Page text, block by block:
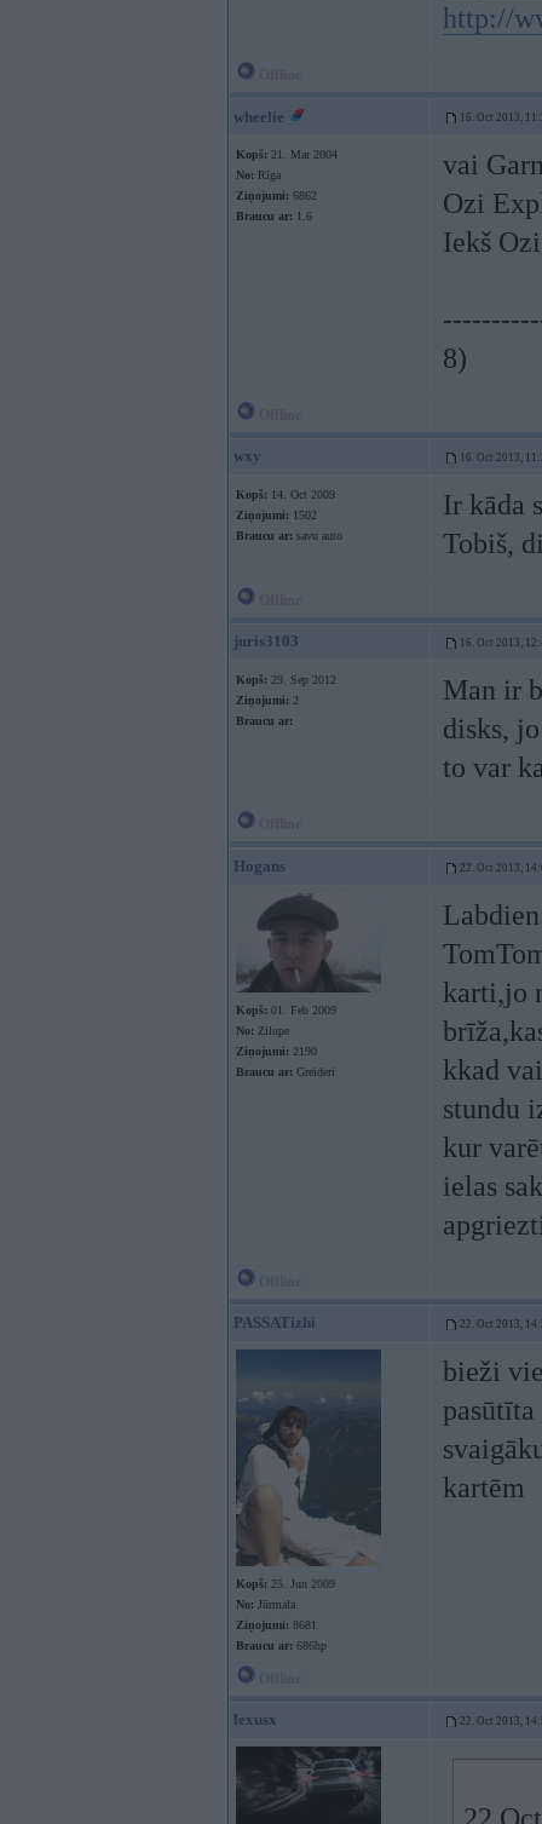
http://
wheelie 16. Oct 2013,
Kopš: 21. Mar 2004
No: Rīga
Ziņojumi: 6862
Braucu ar: 1.6
vai
Ozi
Iekš
8)
wxy 16. Oct 2013,
Kopš: 14. Oct 2009
Ziņojumi: 1502
Braucu ar: savu auto
Ir kāda
Tobiš,
juris3103 16. Oct 2013,
Kopš: 29. Sep 2012
Ziņojumi: 2
Braucu ar:
Man ir
disks,
to var
Hogans 22. Oct 2013,
Kopš: 01. Feb 2009
No: Zilupe
Ziņojumi: 2190
Braucu ar: Greideri
karti,jo
kkad
stundu
kur
ielas
PASSATizhi 22. Oct 2013,
Kopš: 25. Jun 2009
No: Jūrmala
Ziņojumi: 8681
Braucu ar: 686hp
bieži
kartēm
lexusx 22. Oct 2013,